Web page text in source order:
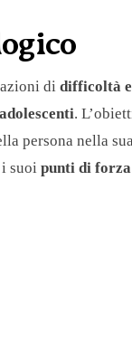
di difficoltà
adolescenti.
persona nella
suoi punti di forza